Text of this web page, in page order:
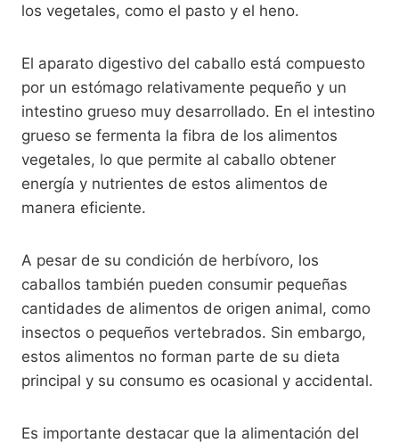
los vegetales, como el pasto y el heno.
El aparato digestivo del caballo está compuesto
por un estómago relativamente pequeño y un
intestino grueso muy desarrollado. En el intestino
grueso se fermenta la fibra de los alimentos
vegetales, lo que permite al caballo obtener
energía y nutrientes de estos alimentos de
manera eficiente.
A pesar de su condición de herbívoro, los
caballos también pueden consumir pequeñas
cantidades de alimentos de origen animal, como
insectos o pequeños vertebrados. Sin embargo,
estos alimentos no forman parte de su dieta
principal y su consumo es ocasional y accidental.
Es importante destacar que la alimentación del